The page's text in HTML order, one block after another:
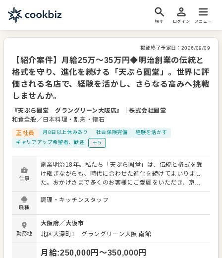
探す ログイン メニュー
掲載終了予定日： 2026/09/09
【紹介案件】月給25万～35万円◆明治創業の伝統と
格式を守り、進化を続ける「天ぷら圓堂」。世界に評
価される名店で、経験を活かし、さらなる高みへ挑戦
しませんか。
『天ぷら圓堂 グラングリーン大阪店』 ｜株式会社圓堂
和食全般／日本料理・割烹・懐石
正社員
月8日以上休みあり 社会保険完備
経験を活かす
キャリアアップ希望者、歓迎
＋5
仕事
創業明治18年。私たち「天ぷら圓堂」は、伝統と格式を受
け継ぎながらも、時代に合わせた進化を続けてまいりまし
た。おかげさまで多くのお客様にご愛顧をいただき、京都
の店舗は世界トップクラスの旅行サイト『トラベラーズチ
ョイスアワード』の日本高級レストラン部門に表彰される
は、さらなる体制強化を見据え、ともに歩んでくださる新
しい調理スタッフを募集いたします。 入社後は、これまで
の経験や能力に合わせて以下の業務からお任せいたしま
す。 ・仕込みから盛り付けまでの調理全般 ・仕入れや在庫
管理などキッチンの管理業務 ・洗浄や清掃など衛生管理、
職種
調理・キッチンスタッフ
勤務地
大阪府／ 大阪市
北区大深町1 グラングリーン大阪 南館
月給:250,000円〜350,000円